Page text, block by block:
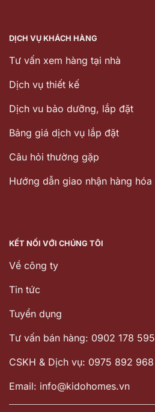
DỊCH VỤ KHÁCH HÀNG
Tư vấn xem hàng tại nhà
Dịch vụ thiết kế
Dịch vu bảo dưỡng, lắp đặt
Bảng giá dịch vụ lắp đặt
Câu hỏi thường gặp
Hướng dẫn giao nhận hàng hóa
KẾT NỐI VỚI CHÚNG TÔI
Về công ty
Tin tức
Tuyển dụng
Tư vấn bán hàng: 0902 178 595
CSKH & Dịch vụ: 0975 892 968
Email: info@kidohomes.vn